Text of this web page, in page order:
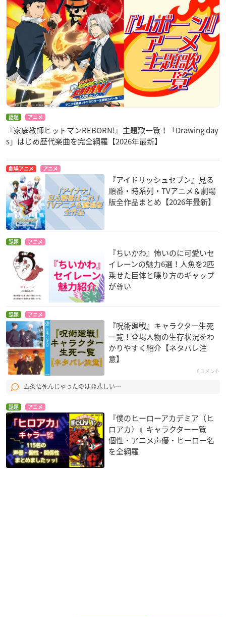
話題 アニメ
『家庭教師ヒットマンREBORN!』主題歌一覧！「Drawing day
s」はじめ歴代楽曲を完全網羅【2026年最新】
劇場アニメ アニメ
『アイドリッシュセブン』見る
順番・時系列・TVアニメ＆劇場
版全作品まとめ【2026年最新】
話題 アニメ
『ちいかわ』怖いのに可愛いセ
イレーンの魅力6選！人魚を2匹
乗せた巨体と喋り方のギャップ
が尊い
話題 アニメ
『呪術廻戦』キャラクター生死
一覧！登場人物の生存状況をわ
かりやすく紹介【ネタバレ注
意】
6コメント
五条悟死んじゃったのは😞悲しい⋯
話題 アニメ
『僕のヒーローアカデミア（ヒ
ロアカ）』キャラクター一覧
個性・アニメ声優・ヒーロー名
を全網羅